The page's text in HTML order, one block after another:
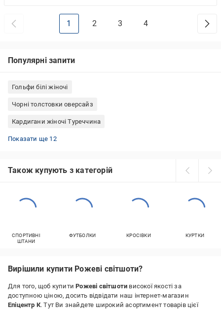
1 2 3 4
Популярні запити
Гольфи білі жіночі
Чорні толстовки оверсайз
Кардигани жіночі Туреччина
Світшоти Adidas
Худі жіночі брендові
Рожеві худі
Гольфи чоловічі чорні
Светри Polo Ralph Lauren
Зимові кофти жіночі
Флісові толстовки чоловічі
Худі з вишивкою
Білі кардигани
Джемпери жіночі Туреччина
Флісові кофти олива
Кардигани на ґудзиках
Показати ще 12
Також купують з категорій
СПОРТИВНІ
ШТАНИ
ФУТБОЛКИ КРОСІВКИ КУРТКИ
Вирішили купити Рожеві світшоти?
Для того, щоб купитиРожеві світшоти високої якості за
доступною ціною, досить відвідати наш інтернет-магазин
Епіцентр К. Тут Ви знайдете широкий асортимент товарів цієї